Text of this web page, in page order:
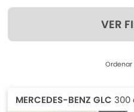
VER
Encuentra loOrdenar
MERCEDES-BENZ GLC 300